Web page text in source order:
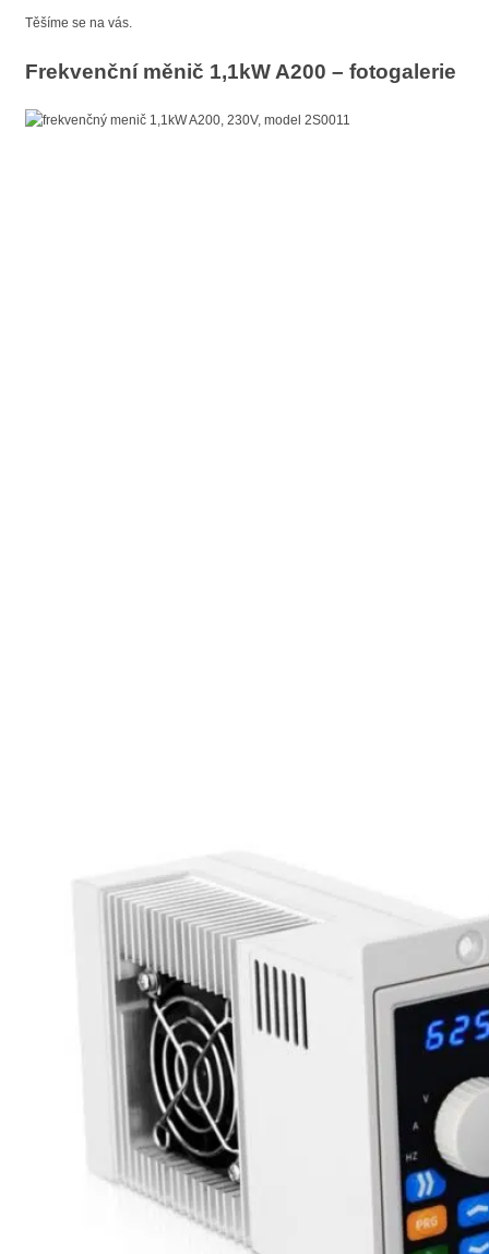
Těšíme se na vás.
Frekvenční měnič 1,1kW A200 – fotogalerie